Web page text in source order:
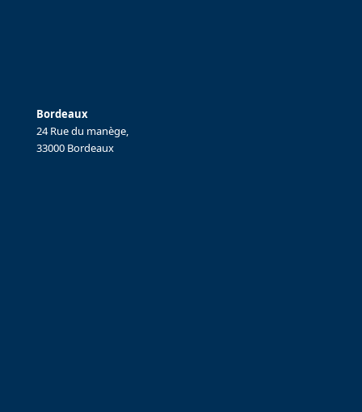
Bordeaux
24 Rue du manège,
33000 Bordeaux